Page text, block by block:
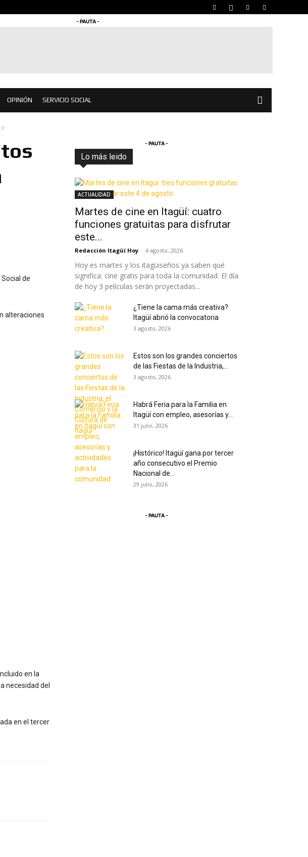
- PAUTA -
OPINIÓN SERVICIO SOCIAL
de
alteraciones
en la
necesidad del
en el tercer
- PAUTA -
Lo más leidoTodo
ACTUALIDAD
Martes de cine en Itagüí: cuatro
funciones gratuitas para disfrutar
este...
Redacción Itagüí Hoy - 4 agosto, 2026
Hoy es martes y los itagüiseños ya saben qué
significa: cine gratis para toda la comunidad. El día
de hoy 3 películas serán proyectadas...
¿Tiene la cama más creativa?
Itagüí abrió la convocatoria
3 agosto, 2026
Estos son los grandes conciertos
de las Fiestas de la Industria,...
3 agosto, 2026
Habrá Feria para la Familia en
Itagüí con empleo, asesorías y...
31 julio, 2026
¡Histórico! Itagüí gana por tercer
año consecutivo el Premio
Nacional de...
29 julio, 2026
- PAUTA -